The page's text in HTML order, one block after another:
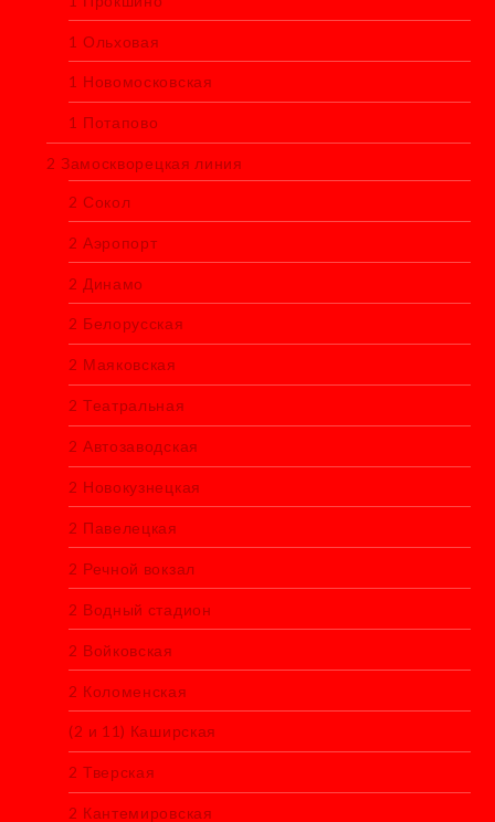
1 Ольховая
1 Новомосковская
1 Потапово
2 Замоскворецкая линия
2 Сокол
2 Аэропорт
2 Динамо
2 Белорусская
2 Маяковская
2 Театральная
2 Автозаводская
2 Новокузнецкая
2 Павелецкая
2 Речной вокзал
2 Водный стадион
2 Войковская
2 Коломенская
(2 и 11) Каширская
2 Тверская
2 Кантемировская